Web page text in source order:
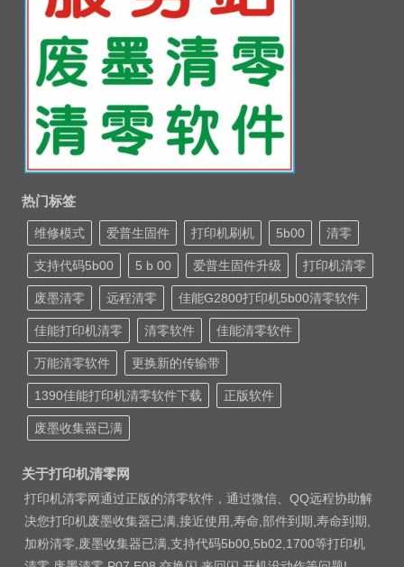
热门标签
维修模式 爱普生固件 打印机刷机 5b00 清零
支持代码5b00 5 b 00 爱普生固件升级 打印机清零
废墨清零 远程清零 佳能G2800打印机5b00清零软件
佳能打印机清零 清零软件 佳能清零软件
万能清零软件 更换新的传输带
1390佳能打印机清零软件下载 正版软件
废墨收集器已满
关于打印机清零网
打印机清零网通过正版的清零软件，通过微信、QQ远程协助解
决您打印机废墨收集器已满,接近使用,寿命,部件到期,寿命到期,
加粉清零,废墨收集器已满,支持代码5b00,5b02,1700等打印机